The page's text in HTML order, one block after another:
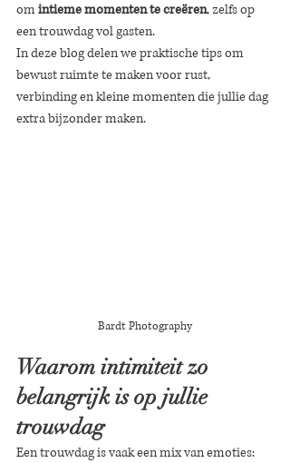
om intieme momenten te creëren, zelfs op
een trouwdag vol gasten.
In deze blog delen we praktische tips om
bewust ruimte te maken voor rust,
verbinding en kleine momenten die jullie dag
extra bijzonder maken.
Bardt Photography
Waarom intimiteit zo
belangrijk is op jullie
trouwdag
Een trouwdag is vaak een mix van emoties: